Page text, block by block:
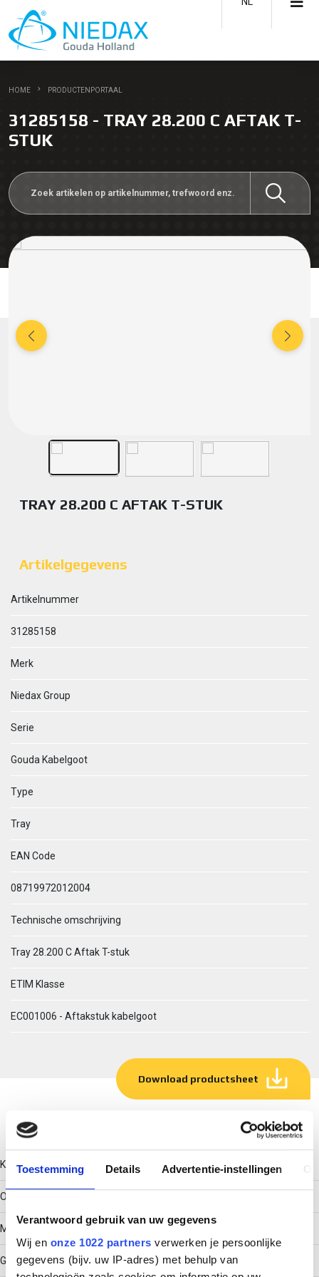
Toestemming Details Advertentie-instellingen
Verantwoord gebruik van uw gegevens
Wij en onze 1022 partners verwerken je persoonlijke
gegevens (bijv. uw IP-adres) met behulp van
HOME PRODUCTENPORTAAL
31285158 - TRAY 28.200 C AFTAK T-
STUK
TRAY 28.200 C AFTAK T-STUK
Artikelgegevens
Artikelnummer
31285158
Merk
Niedax Group
Serie
Gouda Kabelgoot
Type
Tray
EAN Code
08719972012004
Technische omschrijving
Tray 28.200 C Aftak T-stuk
ETIM Klasse
EC001006 - Aftakstuk kabelgoot
Download productsheet
Technische gegevens
Kleur
Overig
Model
Geïntegreerde verbinder